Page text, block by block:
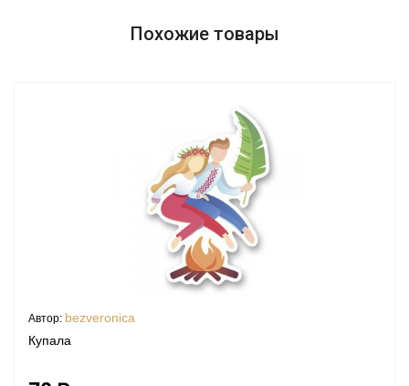
Похожие товары
Автор: bezveronica
Купала